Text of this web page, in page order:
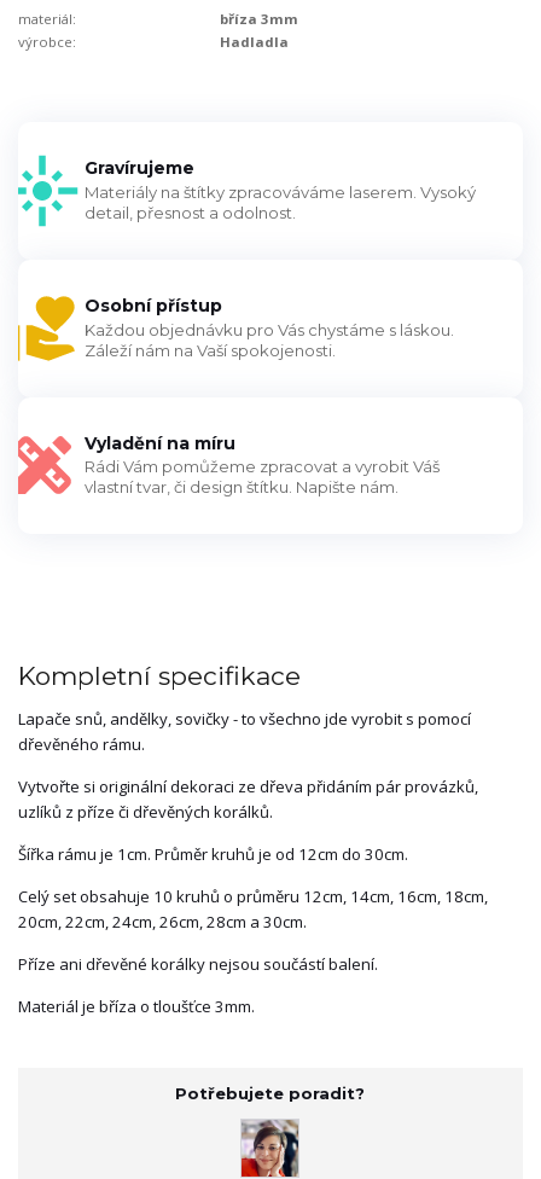
materiál:
bříza 3mm
výrobce:
Hadladla
Gravírujeme
Materiály na štítky zpracováváme laserem. Vysoký
detail, přesnost a odolnost.
Osobní přístup
Každou objednávku pro Vás chystáme s láskou.
Záleží nám na Vaší spokojenosti.
Vyladění na míru
Rádi Vám pomůžeme zpracovat a vyrobit Váš
vlastní tvar, či design štítku. Napište nám.
Kompletní specifikace
Lapače snů, andělky, sovičky - to všechno jde vyrobit s pomocí
dřevěného rámu.
Vytvořte si originální dekoraci ze dřeva přidáním pár provázků,
uzlíků z příze či dřevěných korálků.
Šířka rámu je 1cm. Průměr kruhů je od 12cm do 30cm.
Celý set obsahuje 10 kruhů o průměru 12cm, 14cm, 16cm, 18cm,
20cm, 22cm, 24cm, 26cm, 28cm a 30cm.
Příze ani dřevěné korálky nejsou součástí balení.
Materiál je bříza o tloušťce 3mm.
Potřebujete poradit?